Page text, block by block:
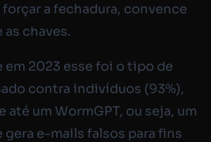
forçar a fechadura, convence
as chaves.
em 2023 esse foi o tipo de
contra indivíduos (93%),
até um WormGPT, ou seja, um
gera e-mails falsos para fins